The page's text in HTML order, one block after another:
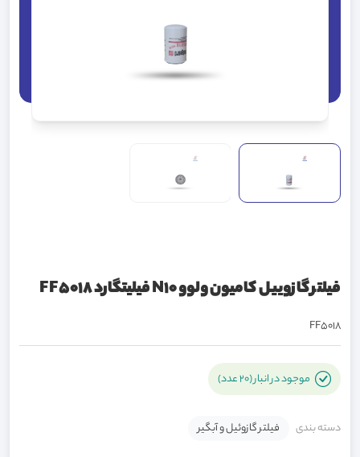
فیلتر گازوییل کامیون ولوو N10 فیلیتگارد FF5018
FF5018
موجود در انبار (20 عدد)
دسته بندی فیلتر گازوئیل و آبگیر